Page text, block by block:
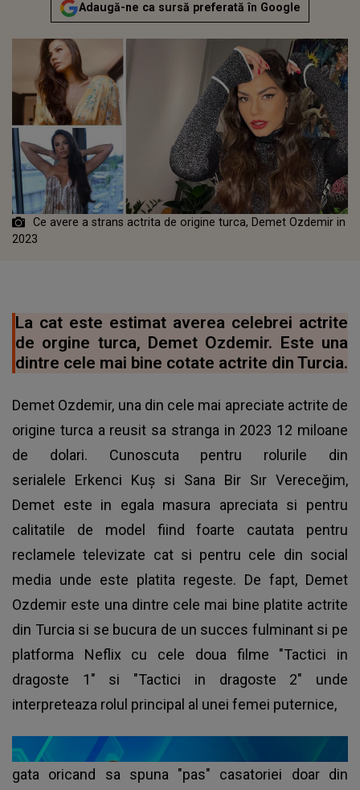
Adaugă-ne ca sursă preferată în Google
Ce avere a strans actrita de origine turca, Demet Ozdemir in
2023
La cat este estimat averea celebrei actrite
de orgine turca, Demet Ozdemir. Este una
dintre cele mai bine cotate actrite din Turcia.
Demet Ozdemir, una din cele mai apreciate actrite de
origine turca a reusit sa stranga in 2023 12 miloane
de dolari. Cunoscuta pentru rolurile din
serialele Erkenci Kuş si Sana Bir Sır Vereceğim,
Demet este in egala masura apreciata si pentru
calitatile de model fiind foarte cautata pentru
reclamele televizate cat si pentru cele din social
media unde este platita regeste. De fapt, Demet
Ozdemir este una dintre cele mai bine platite actrite
din Turcia si se bucura de un succes fulminant si pe
platforma Neflix cu cele doua filme "Tactici in
dragoste 1" si "Tactici in dragoste 2" unde
interpreteaza rolul principal al unei femei puternice,
gata oricand sa spuna "pas" casatoriei doar din